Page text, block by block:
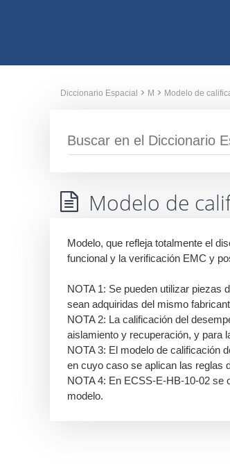
Diccionario Espacial M Modelo de
Modelo de
Modelo, que refleja totalmente el
funcional y la verificación EMC y
NOTA 1: Se pueden utilizar piezas
sean adquiridas del mismo
NOTA 2: La calificación del
aislamiento y recuperación, y para
NOTA 3: El modelo de calificación
en cuyo caso se aplican las reglas
NOTA 4: En ECSS-E-HB-10-02 se
modelo.